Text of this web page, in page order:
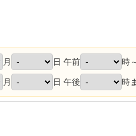
月 日 午前 時～
月 日 午後 時